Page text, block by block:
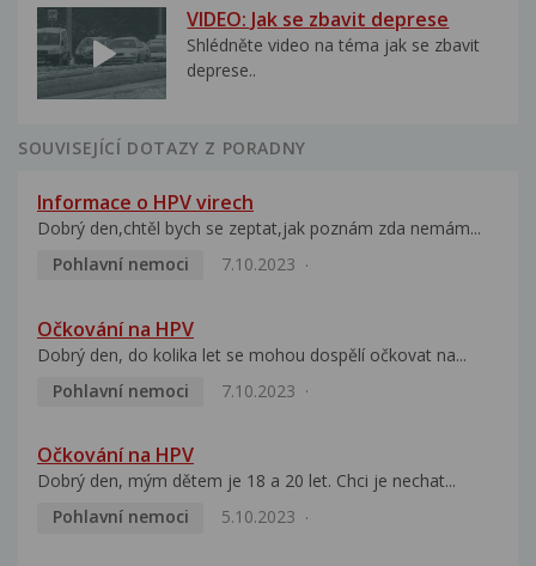
VIDEO: Jak se zbavit deprese
Shlédněte video na téma jak se zbavit
deprese..
SOUVISEJÍCÍ DOTAZY Z PORADNY
Informace o HPV virech
Dobrý den,chtěl bych se zeptat,jak poznám zda nemám...
Pohlavní nemoci
7.10.2023
Očkování na HPV
Dobrý den, do kolika let se mohou dospělí očkovat na...
Pohlavní nemoci
7.10.2023
Očkování na HPV
Dobrý den, mým dětem je 18 a 20 let. Chci je nechat...
Pohlavní nemoci
5.10.2023